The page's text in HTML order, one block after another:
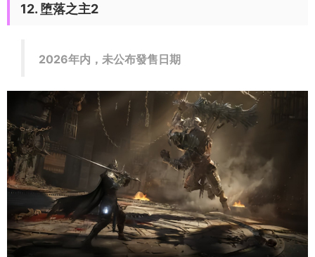
12. 堕落之主2
2026年内，未公布發售日期